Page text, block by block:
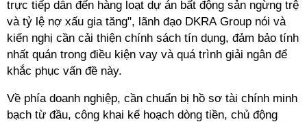
trực tiếp dẫn đến hàng loạt dự án bất động sản ngừng trệ
và tỷ lệ nợ xấu gia tăng", lãnh đạo DKRA Group nói và
kiến nghị cần cải thiện chính sách tín dụng, đảm bảo tính
nhất quán trong điều kiện vay và quá trình giải ngân để
khắc phục vấn đề này.
Về phía doanh nghiệp, cần chuẩn bị hồ sơ tài chính minh
bạch từ đầu, công khai kế hoạch dòng tiền, chủ động